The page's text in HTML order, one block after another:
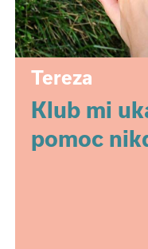
Tereza
Klub mi
pomoc